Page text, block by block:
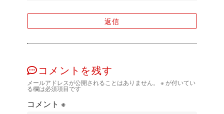
返信
コメントを残す
メールアドレスが公開されることはありません。 ※が付いてい
る欄は必須項目です
コメント※